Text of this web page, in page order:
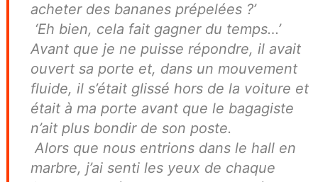
acheter des bananes prépelées ?’
‘Eh bien, cela fait gagner du temps…’
Avant que je ne puisse répondre, il avait
ouvert sa porte et, dans un mouvement
fluide, il s’était glissé hors de la voiture et
était à ma porte avant que le bagagiste
n’ait plus bondir de son poste.
Alors que nous entrions dans le hall en
marbre, j’ai senti les yeux de chaque